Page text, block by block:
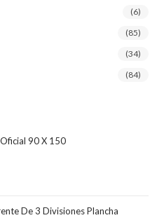
(6)
(85)
(34)
(84)
90 X 150
De 3 Divisiones Plancha